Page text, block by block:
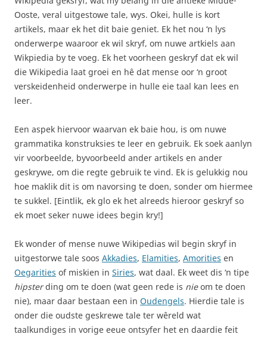
Ooste, veral uitgestowe tale, wys. Okei, hulle is kort
artikels, maar ek het dit baie geniet. Ek het nou ‘n lys
onderwerpe waaroor ek wil skryf, om nuwe artkiels aan
Wikpiedia by te voeg. Ek het voorheen geskryf dat ek wil
die Wikipedia laat groei en hê dat mense oor ‘n groot
verskeidenheid onderwerpe in hulle eie taal kan lees en
leer.
Een aspek hiervoor waarvan ek baie hou, is om nuwe
grammatika konstruksies te leer en gebruik. Ek soek aanlyn
vir voorbeelde, byvoorbeeld ander artikels en ander
geskrywe, om die regte gebruik te vind. Ek is gelukkig nou
hoe maklik dit is om navorsing te doen, sonder om hiermee
te sukkel. [Eintlik, ek glo ek het alreeds hieroor geskryf so
ek moet seker nuwe idees begin kry!]
Ek wonder of mense nuwe Wikipedias wil begin skryf in
uitgestorwe tale soos Akkadies, Elamities, Amorities en
Oegarities of miskien in Siries, wat daal. Ek weet dis ‘n tipe
hipsterding om te doen (wat geen rede is nieom te doen
nie), maar daar bestaan een in Oudengels. Hierdie tale is
onder die oudste geskrewe tale ter wêreld wat
taalkundiges in vorige eeue ontsyfer het en daardie feit